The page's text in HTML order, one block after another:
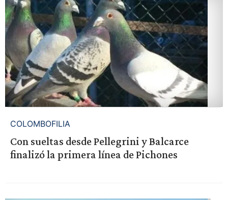
COLOMBOFILIA
Con sueltas desde Pellegrini y Balcarce
finalizó la primera línea de Pichones